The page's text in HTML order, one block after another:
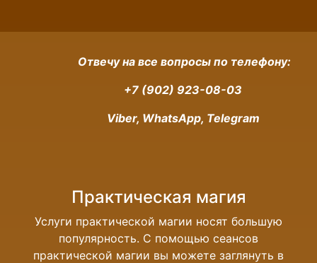
Отвечу на все вопросы по телефону:
+7 (902) 923-08-03
Viber, WhatsApp, Telegram
Практическая магия
Услуги практической магии носят большую
популярность. С помощью сеансов
практической магии вы можете заглянуть в